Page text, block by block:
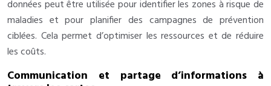
données peut être utilisée pour identifier les zones à risque de
maladies et pour planifier des campagnes de prévention
ciblées. Cela permet d’optimiser les ressources et de réduire
les coûts.
Communication et partage d’informations à